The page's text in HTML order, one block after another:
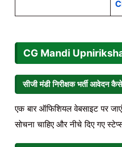
CG Mandi
सीजी मंडी निरीक्षक भर्ती आवेदन
एक बार ऑफिशियल वेबसाइट पर
सोचना चाहिए और नीचे दिए गए